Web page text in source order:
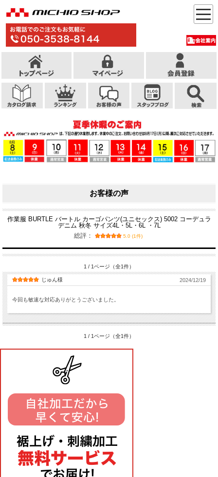
お客様の声
作業服 BURTLE バートル カーゴパンツ(ユニセックス) 5002 コーデュラ
デニム 秋冬 サイズ4L・5L・6L ・7L
総評：
5.0 (1件)
1 / 1ページ（全1件）
じゅん様 2024/12/19
今回も敏速な対応ありがとうございました。
1 / 1ページ（全1件）